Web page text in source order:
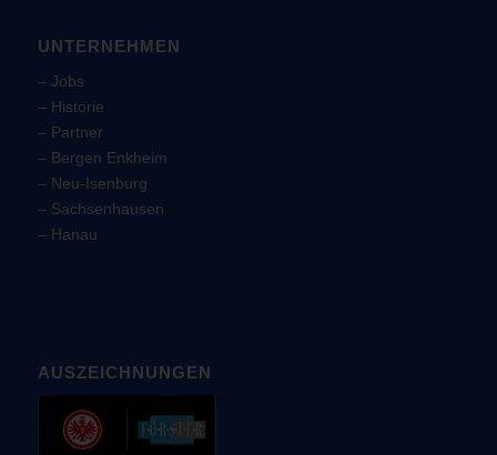
UNTERNEHMEN
– Jobs
– Historie
– Partner
– Bergen Enkheim
– Neu-Isenburg
– Sachsenhausen
– Hanau
AUSZEICHNUNGEN